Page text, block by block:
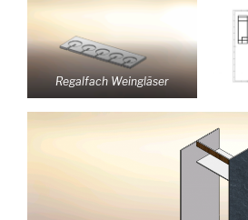
Regalfach Weingläser